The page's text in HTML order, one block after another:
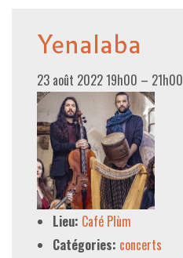
Yenalaba
23 août 2022 19h00 – 21h00
Lieu: Café Plùm
Catégories: concerts